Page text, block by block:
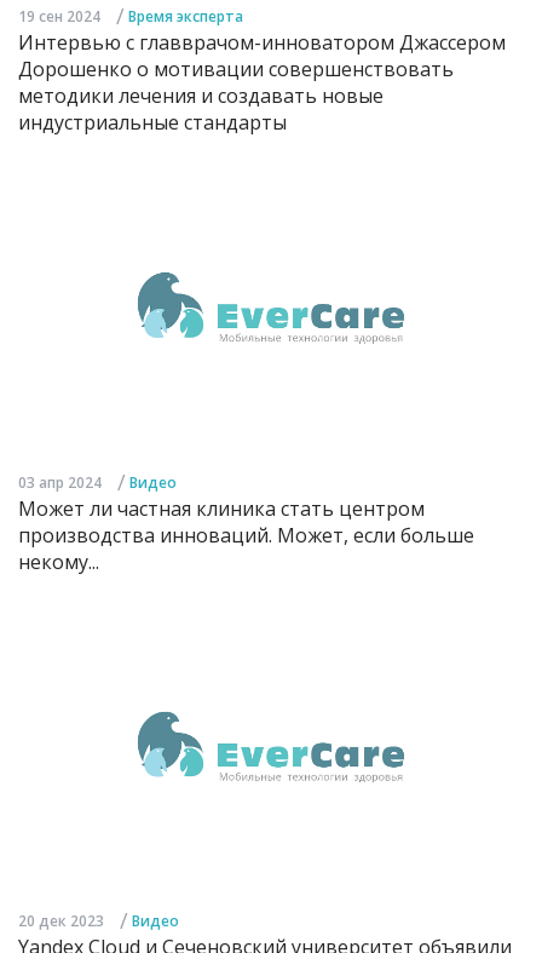
19 сен 2024 / Время эксперта
Интервью с главврачом-инноватором Джассером
Дорошенко о мотивации совершенствовать
методики лечения и создавать новые
индустриальные стандарты
03 апр 2024 / Видео
Может ли частная клиника стать центром
производства инноваций. Может, если больше
некому...
20 дек 2023 / Видео
Yandex Cloud и Сеченовский университет объявили